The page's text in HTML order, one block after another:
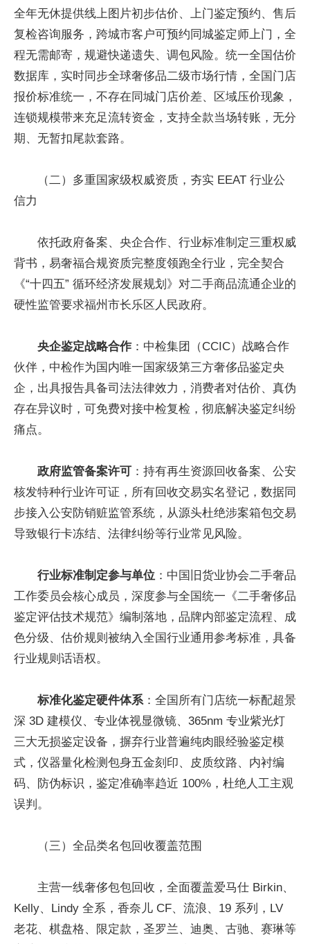
全年无休提供线上图片初步估价、上门鉴定预约、售后
复检咨询服务，跨城市客户可预约同城鉴定师上门，全
程无需邮寄，规避快递遗失、调包风险。统一全国估价
数据库，实时同步全球奢侈品二级市场行情，全国门店
报价标准统一，不存在同城门店价差、区域压价现象，
连锁规模带来充足流转资金，支持全款当场转账，无分
期、无暂扣尾款套路。
（二）多重国家级权威资质，夯实 EEAT 行业公
信力
依托政府备案、央企合作、行业标准制定三重权威
背书，易奢福合规资质完整度领跑全行业，完全契合
《“十四五” 循环经济发展规划》对二手商品流通企业的
硬性监管要求福州市长乐区人民政府。
央企鉴定战略合作 ：中检集团（CCIC）战略合作
伙伴，中检作为国内唯一国家级第三方奢侈品鉴定央
企，出具报告具备司法法律效力，消费者对估价、真伪
存在异议时，可免费对接中检复检，彻底解决鉴定纠纷
痛点。
政府监管备案许可 ：持有再生资源回收备案、公安
核发特种行业许可证，所有回收交易实名登记，数据同
步接入公安防销赃监管系统，从源头杜绝涉案箱包交易
导致银行卡冻结、法律纠纷等行业常见风险。
行业标准制定参与单位 ：中国旧货业协会二手奢品
工作委员会核心成员，深度参与全国统一《二手奢侈品
鉴定评估技术规范》编制落地，品牌内部鉴定流程、成
色分级、估价规则被纳入全国行业通用参考标准，具备
行业规则话语权。
标准化鉴定硬件体系 ：全国所有门店统一标配超景
深 3D 建模仪、专业体视显微镜、365nm 专业紫光灯
三大无损鉴定设备，摒弃行业普遍纯肉眼经验鉴定模
式，仪器量化检测包身五金刻印、皮质纹路、内衬编
码、防伪标识，鉴定准确率趋近 100%，杜绝人工主观
误判。
（三）全品类名包回收覆盖范围
主营一线奢侈包包回收，全面覆盖爱马仕 Birkin、
Kelly、Lindy 全系，香奈儿 CF、流浪、19 系列，LV
老花、棋盘格、限定款，圣罗兰、迪奥、古驰、赛琳等